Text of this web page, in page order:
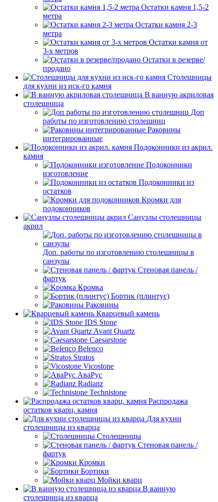
Остатки камня 1,5-2
метра
Остатки камня 2-3
метра
Остатки камня от
3-х метров
Остатки в резерве/
продано
Столешницы
для кухни из иск-го камня
В ванную акриловая
столешница
Доп
работы по изготовлению столешниц
Раковины
интегрированные
Подоконники из акрил.
камня
Подоконники
изготовление
Подоконники из
остатков
Кромки для
подоконников
Санузлы столешницы
акрил
Доп. работы по изготовлению столешницы в
санзулы
Стеновая панель /
фартук
Кромка
Бортик (плинтус)
Раковины
Кварцевый камень
IDS Stone
Avant Quartz
Caesarstone
Belenco
Stratos
Vicostone
АваРус
Radianz
Technistone
Распродажа
остатков кварц. камня
Для кухни
столешницы из кварца
Столешницы
Стеновая панель /
фартук
Кромки
Бортики
Мойки кварц
В ванную
столешница из кварца